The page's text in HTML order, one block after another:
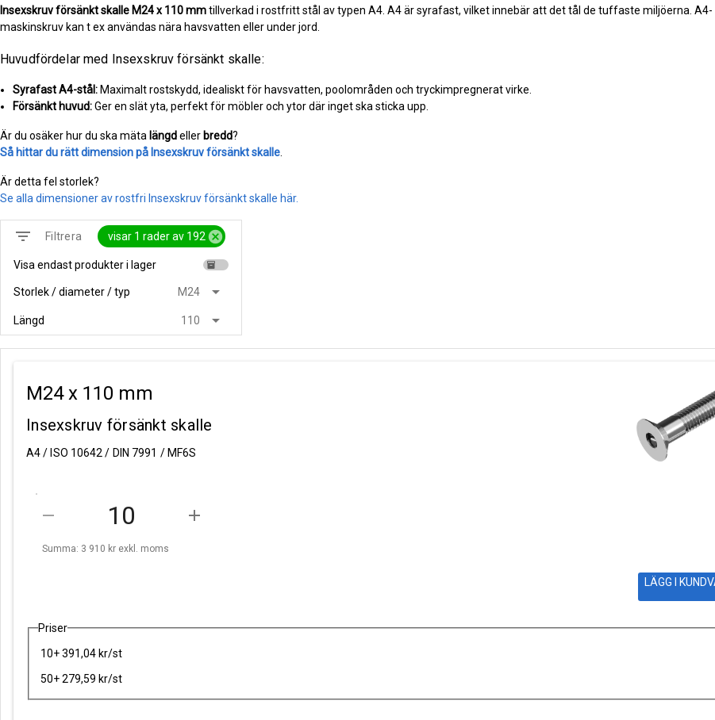
Insexskruv försänkt skalle M24 x 110 mmtillverkad i rostfritt stål av typen A4. A4 är syrafast, vilket innebär att det tål de tuffaste miljöerna. A4-
maskinskruv kan t ex användas nära havsvatten eller under jord.
Huvudfördelar med Insexskruv försänkt skalle:
Syrafast A4-stål: Maximalt rostskydd, idealiskt för havsvatten, poolområden och tryckimpregnerat virke.
Försänkt huvud:Ger en slät yta, perfekt för möbler och ytor där inget ska sticka upp.
Är du osäker hur du ska mäta längdeller bredd?
Så hittar du rätt dimension på Insexskruv försänkt skalle
Är detta fel storlek?
Se alla dimensioner av rostfri Insexskruv försänkt skalle här.
filter_list Filtrera visar 1 rader av 192 cancel
Visa endast produkter i lager inventory
Storlek / diameter / typ M24 arrow_drop_down
Längd 110 arrow_drop_down
M24 x 110 mm
Insexskruv försänkt skalle
A4 / ISO 10642 / DIN 7991 / MF6S
remove add
Summa: 3 910 kr exkl. moms
LÄGG I
Priser
10+ 391,04 kr/st
50+ 279,59 kr/st